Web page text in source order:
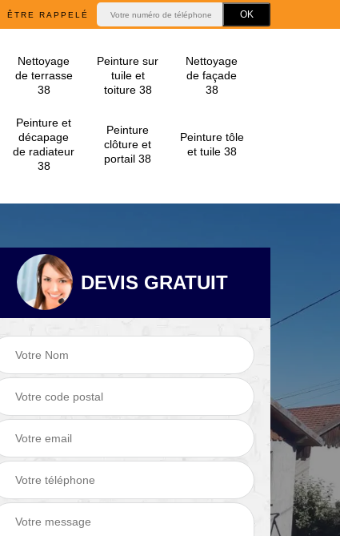
ÊTRE RAPPELÉ
Nettoyage
de terrasse
38
Peinture sur
tuile et
toiture 38
Nettoyage
de façade
38
Peinture et
décapage
de radiateur
38
Peinture
clôture et
portail 38
Peinture tôle
et tuile 38
Démoussage de
toiture 38
Nettoyage de
terrasse 38
DEVIS GRATUIT